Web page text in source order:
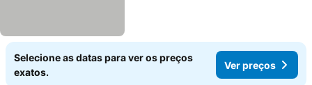
Selecione as datas para ver os preços
exatos.
Ver preços